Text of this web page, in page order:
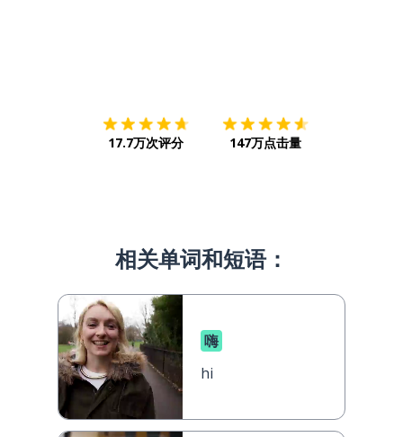
17.7万次评分 147万点击量
相关单词和短语：
嗨
hi